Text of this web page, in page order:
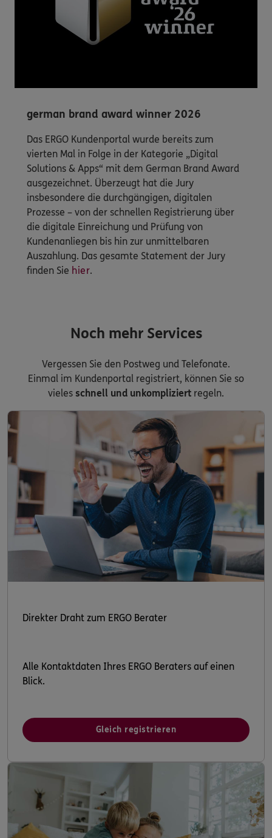
german brand award winner 2026
Das ERGO Kundenportal wurde bereits zum
vierten Mal in Folge in der Kategorie „Digital
Solutions & Apps“ mit dem German Brand Award
ausgezeichnet. Überzeugt hat die Jury
insbesondere die durchgängigen, digitalen
Prozesse – von der schnellen Registrierung über
die digitale Einreichung und Prüfung von
Kundenanliegen bis hin zur unmittelbaren
Auszahlung. Das gesamte Statement der Jury
finden Sie hier.
Noch mehr Services
Vergessen Sie den Postweg und Telefonate.
Einmal im Kundenportal registriert, können Sie so
vieles schnell und unkompliziert regeln.
Direkter Draht zum ERGO Berater
Alle Kontaktdaten Ihres ERGO Beraters auf einen
Blick.
Gleich registrieren